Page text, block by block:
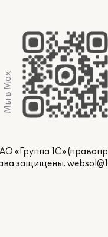
Мы в Max
«Группа 1С»
защищены.